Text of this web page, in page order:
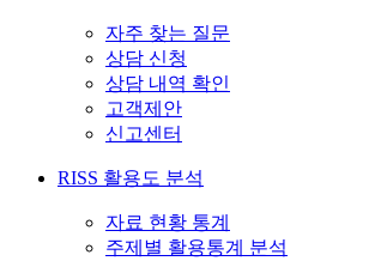
자주 찾는 질문
상담 신청
상담 내역 확인
고객제안
신고센터
RISS 활용도 분석
자료 현황 통계
주제별 활용통계 분석